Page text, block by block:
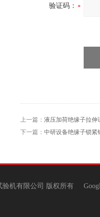
验证码：
上一篇： 液压加荷绝缘子拉伸
下一篇： 中研设备绝缘子锁紧
验机有限公司 版权所有